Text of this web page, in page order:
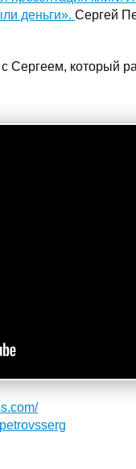
деньги». Сергей
Сергеем, который